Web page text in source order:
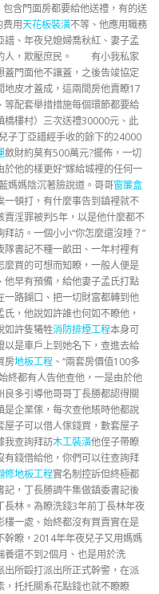
含門面房都要給他送禮，有的送
用天花板裝潢不等、他應用職務
、年夜兒媳婦喬秋紅、妻子孟
的人，欺壓庶民。 有小我私家
蓋門面他不讓蓋，之後告竣協定
皮才蓋成，這兩間房他賣瞭17
配套舉措措施每個環節都要給
橋樓村）三次送禮30000元、此
子丁亞譜經手收的餘下的24000
斂財約莫有500萬元?擺佈，一切
於他的樣更好“嫁給城裡的任何一
媽媽陰沉著臉說道。哥哥窗簾盒
頓打，有什麼事告到鎮裡就不
淫罪被判5年，以是他什麼都不
訪。一個小小“你怎麼還沒睡？”
書記不種一畝田、一年村裡有
買的可想而知瞭，一般人便是
早有預備，給他妻子孟氏打點
路餬口、把一切財富都轉到他
，他說如許誰也何如不瞭他，
如許隻犧牲消防排煙工程本身可
是車戶上到她名下，查進去給
房地板工程 、“兩套房價值100多
終都有人告他查他，一是由於他
多引導他哥哥丁長勝都認得關
企業傢，每次查他賬時他都說
子可以借人傢錢買，數套屋子
我查詢拜訪木工裝潢他侄子帶瞭
有錢借給他，你們可以往查詢拜
修地板工程實名制控訴但終極都
，丁長勝調牛集做鎮委書記後
林。為瞭洗錢3年前丁長林年夜
樓一處、始終都沒有買賣實在是
幹瞭，2014年年夜兒子又用媽媽
養還不到2個月、也是用於洗
所毆打派出所正式幹警，在派
，托托關系花點錢也就不瞭瞭